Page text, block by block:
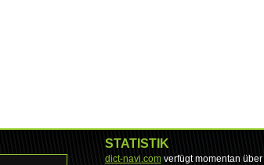
STATISTIK
dict-navi.com verfügt momentan über